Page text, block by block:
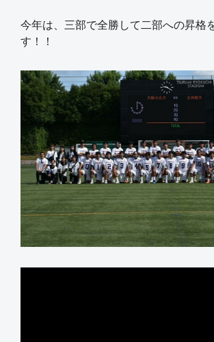
今年は、三部で全勝して二部への昇格
す！！